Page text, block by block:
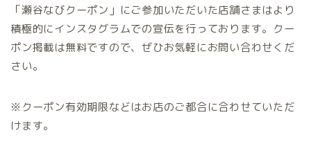
「瀬谷なびクーポン」にご参加いただいた店舗さまはより
積極的にインスタグラムでの宣伝を行っております。クー
ポン掲載は無料ですので、ぜひお気軽にお問い合わせくだ
さい。
※クーポン有効期限などはお店のご都合に合わせていただ
けます。